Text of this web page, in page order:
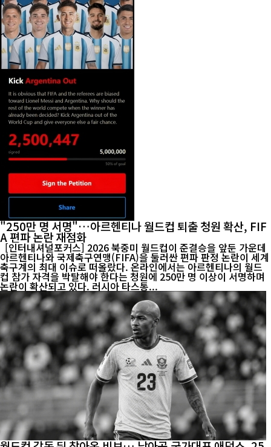
"250만 명 서명"…아르헨티나 월드컵 퇴출 청원 확산, FIF
A 편파 논란 재점화
[인터내셔널포커스] 2026 북중미 월드컵이 준결승을 앞둔 가운데
아르헨티나와 국제축구연맹(FIFA)을 둘러싼 편파 판정 논란이 세계
축구계의 최대 이슈로 떠올랐다. 온라인에서는 아르헨티나의 월드
컵 참가 자격을 박탈해야 한다는 청원에 250만 명 이상이 서명하며
논란이 확산되고 있다. 러시아 타스통...